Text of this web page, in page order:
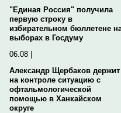
"Единая Россия" получила
первую строку в
избирательном бюллетене
выборах в Госдуму
06.08 |
Александр Щербаков держит
на контроле ситуацию с
офтальмологической
помощью в Ханкайском
округе